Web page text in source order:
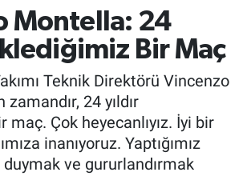
Montella: 24
Bir Maç
Teknik Direktörü Vincenzo
24 yıldır
Çok heyecanlıyız. İyi bir
inanıyoruz. Yaptığımız
ve gururlandırmak
Durumu ve Fikstür